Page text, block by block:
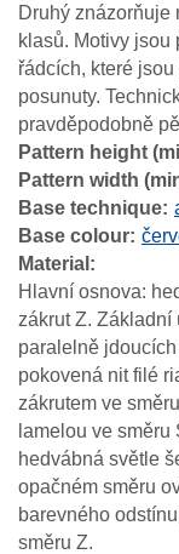
Druhý znázorňuje
klasů. Motivy jsou
řádcích, které
posunuty.
pravděpodobně
Pattern height
Pattern width
Base technique
Base colour
Material
Hlavní osnova:
zákrut Z. Základní
paralelně
pokovená nit filé
zákrutem ve
lamelou ve směru
hedvábná světle
opačném směru
barevného
směru Z.